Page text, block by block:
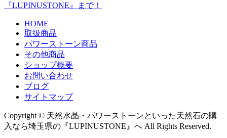
『LUPINUSTONE』まで！
HOME
取扱商品
パワーストーン商品
その他商品
ショップ概要
お問い合わせ
ブログ
サイトマップ
Copyright © 天然水晶・パワーストーンといった天然石の購
入なら埼玉県の『LUPINUSTONE』へ All Rights Reserved.